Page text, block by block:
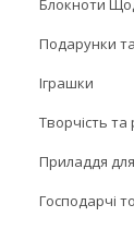
Блокноти
Подарунки
Іграшки
Творчість та
Приладдя
Господарчі